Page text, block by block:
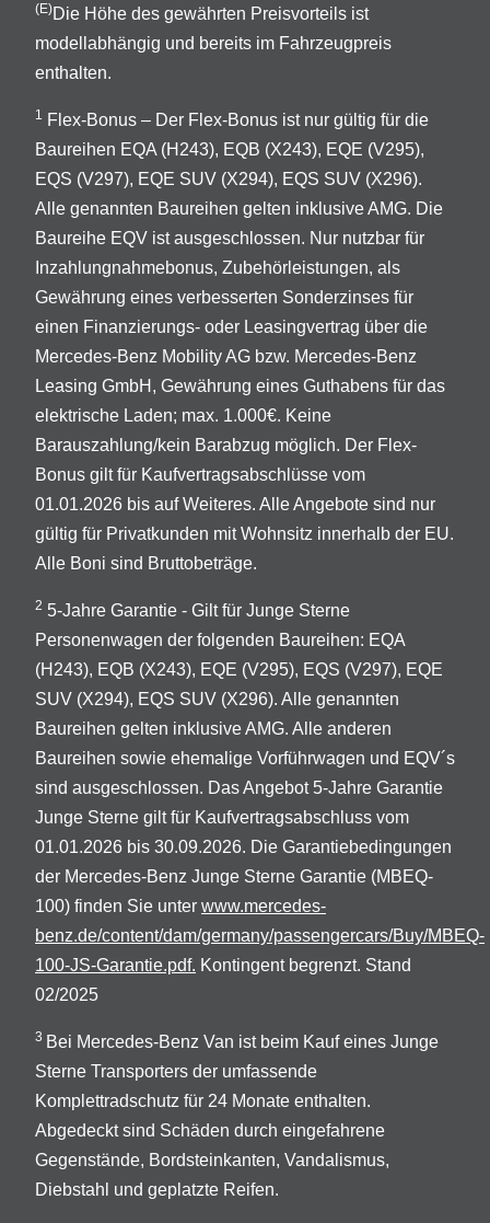
(E)Die Höhe des gewährten Preisvorteils ist
modellabhängig und bereits im Fahrzeugpreis
enthalten.
1 Flex-Bonus – Der Flex-Bonus ist nur gültig für die
Baureihen EQA (H243), EQB (X243), EQE (V295),
EQS (V297), EQE SUV (X294), EQS SUV (X296).
Alle genannten Baureihen gelten inklusive AMG. Die
Baureihe EQV ist ausgeschlossen. Nur nutzbar für
Inzahlungnahmebonus, Zubehörleistungen, als
Gewährung eines verbesserten Sonderzinses für
einen Finanzierungs- oder Leasingvertrag über die
Mercedes-Benz Mobility AG bzw. Mercedes-Benz
Leasing GmbH, Gewährung eines Guthabens für das
elektrische Laden; max. 1.000€. Keine
Barauszahlung/kein Barabzug möglich. Der Flex-
Bonus gilt für Kaufvertragsabschlüsse vom
01.01.2026 bis auf Weiteres. Alle Angebote sind nur
gültig für Privatkunden mit Wohnsitz innerhalb der EU.
Alle Boni sind Bruttobeträge.
2 5-Jahre Garantie - Gilt für Junge Sterne
Personenwagen der folgenden Baureihen: EQA
(H243), EQB (X243), EQE (V295), EQS (V297), EQE
SUV (X294), EQS SUV (X296). Alle genannten
Baureihen gelten inklusive AMG. Alle anderen
Baureihen sowie ehemalige Vorführwagen und EQV´s
sind ausgeschlossen. Das Angebot 5-Jahre Garantie
Junge Sterne gilt für Kaufvertragsabschluss vom
01.01.2026 bis 30.09.2026. Die Garantiebedingungen
der Mercedes-Benz Junge Sterne Garantie (MBEQ-
100) finden Sie unter www.mercedes-
benz.de/content/dam/germany/passengercars/Buy/MBEQ-
100-JS-Garantie.pdf. Kontingent begrenzt. Stand
02/2025
3 Bei Mercedes-Benz Van ist beim Kauf eines Junge
Sterne Transporters der umfassende
Komplettradschutz für 24 Monate enthalten.
Abgedeckt sind Schäden durch eingefahrene
Gegenstände, Bordsteinkanten, Vandalismus,
Diebstahl und geplatzte Reifen.